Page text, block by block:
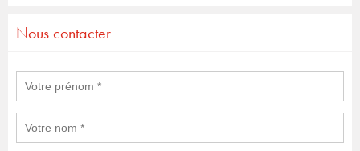
Nous contacter